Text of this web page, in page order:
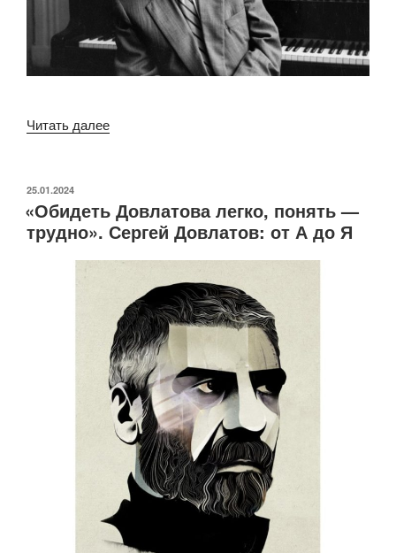
Читать далее«Дмитрий
ОПУБЛИКОВАНО
25.01.2024
«Обидеть Довлатова легко, понять —
трудно». Сергей Довлатов: от А до Я